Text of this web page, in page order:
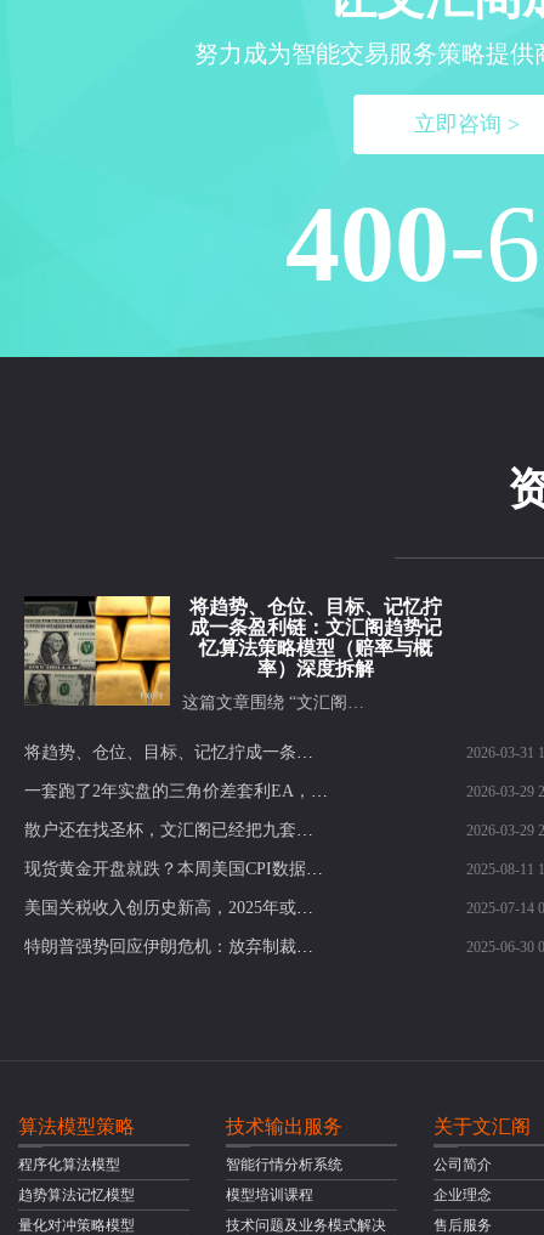
努力成为智能交易服务策略提
立即咨询 >
400-
将趋势、仓位、目标、记忆拧
成一条盈利链：文汇阁趋势记
忆算法策略模型（赔率与概
率）深度拆解
这篇文章围绕 “文汇阁…
2026-03-31
2026-03-29
2026-03-29
2025-08-11
2025-07-14
2025-06-30
算法模型策略
程序化算法模型
趋势算法记忆模型
量化对冲策略模型
技术输出服务
智能行情分析系统
模型培训课程
技术问题及业务模式解决
关于文汇阁
公司简介
企业理念
售后服务